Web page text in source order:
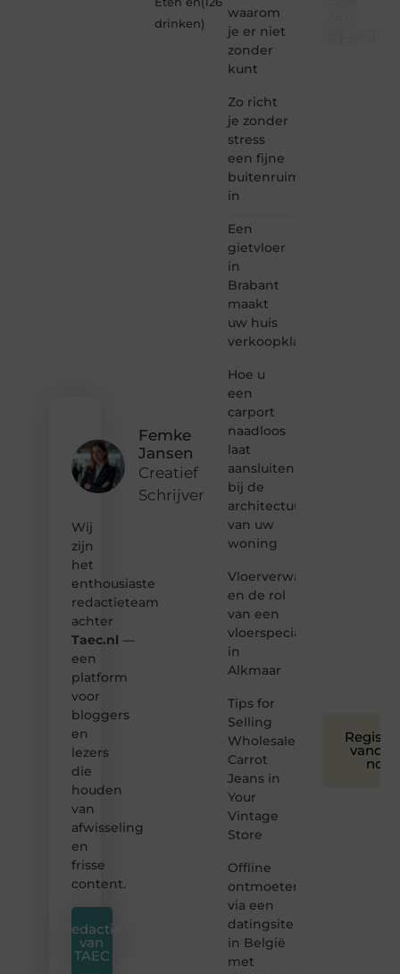
Femke
Jansen
Creatief
Schrijver
Wij
zijn
het
enthousiaste
redactieteam
achter
Taec.nl —
een
platform
voor
bloggers
en
lezers
die
houden
van
afwisseling
en
frisse
content.
Redactie
van
TAEC
drinken)
waarom
je er niet
zonder
kunt
Zo richt
je zonder
stress
een fijne
buitenruimte
in
Een
gietvloer
in
Brabant
maakt
uw huis
verkoopklaar
Hoe u
een
carport
naadloos
laat
aansluiten
bij de
architectuur
van uw
woning
Vloerverwarming
en de rol
van een
vloerspecialist
in
Alkmaar
Tips for
Selling
Wholesale
Carrot
Jeans in
Your
Vintage
Store
Offline
ontmoeten
via een
datingsite
in België
met
nog